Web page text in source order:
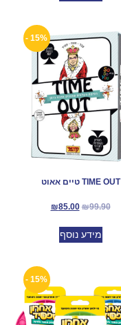
15% -
TIME OUT טיים אאוט
₪99.90
₪85.00
מידע נוסף
15% -